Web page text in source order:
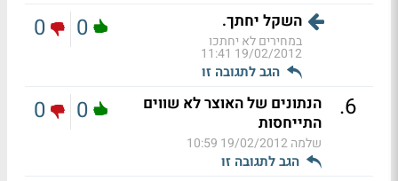
השקל יחתך.
במחירים לא יחתכו
19/02/2012 11:41
הגב לתגובה זו
0
0
6
.
הנתונים של האוצר לא שווים
התייחסות
שלמה19/02/2012 10:59
הגב לתגובה זו
0
0